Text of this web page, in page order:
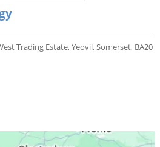
Trading Estate, Yeovil, Somerset, BA20